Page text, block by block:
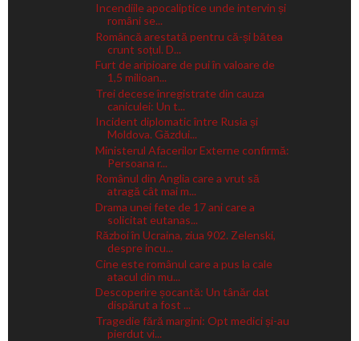
Incendiile apocaliptice unde intervin și
români se...
Româncă arestată pentru că-și bătea
crunt soțul. D...
Furt de aripioare de pui în valoare de
1,5 milioan...
Trei decese înregistrate din cauza
caniculei: Un t...
Incident diplomatic între Rusia și
Moldova. Găzdui...
Ministerul Afacerilor Externe confirmă:
Persoana r...
Românul din Anglia care a vrut să
atragă cât mai m...
Drama unei fete de 17 ani care a
solicitat eutanas...
Război în Ucraina, ziua 902. Zelenski,
despre incu...
Cine este românul care a pus la cale
atacul din mu...
Descoperire șocantă: Un tânăr dat
dispărut a fost ...
Tragedie fără margini: Opt medici și-au
pierdut vi...